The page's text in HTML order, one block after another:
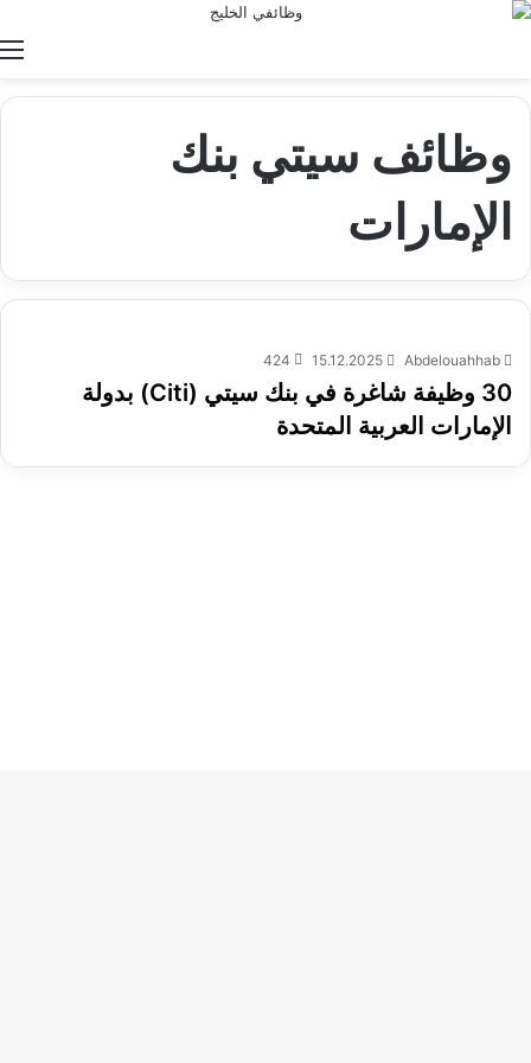
وظائف سيتي بنك
الإمارات
Abdelouahhab
15.12.2025
424
30 وظيفة شاغرة في بنك سيتي (Citi) بدولة
الإمارات العربية المتحدة